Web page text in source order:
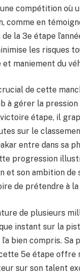
compétition où
comme en
la 3e étape
les risques
et maniement du
de cette
à gérer la
étape, il
sur le
entre dans sa
progression
et son ambition de
de prétendre à
de plusieurs
instant sur la
bien compris. Sa
5e étape offre
sur son talent